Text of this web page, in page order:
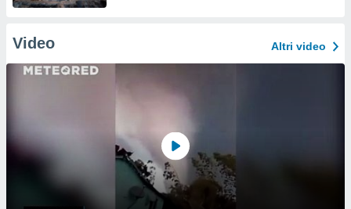
Video Altri video